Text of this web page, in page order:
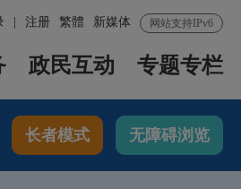
网站支持IPv6
新媒体
繁體
注册
政民互动 专题专栏
长者模式 无障碍浏览